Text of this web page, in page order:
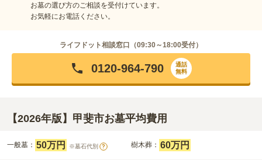
お墓の選び方のご相談を受付けています。
お気軽にお電話ください。
ライフドット相談窓口（09:30～18:00受付）
0120-964-790
通話
無料
【2026年版】甲斐市お墓平均費用
一般墓： 50万円 ※墓石代別 ? 樹木葬： 60万円